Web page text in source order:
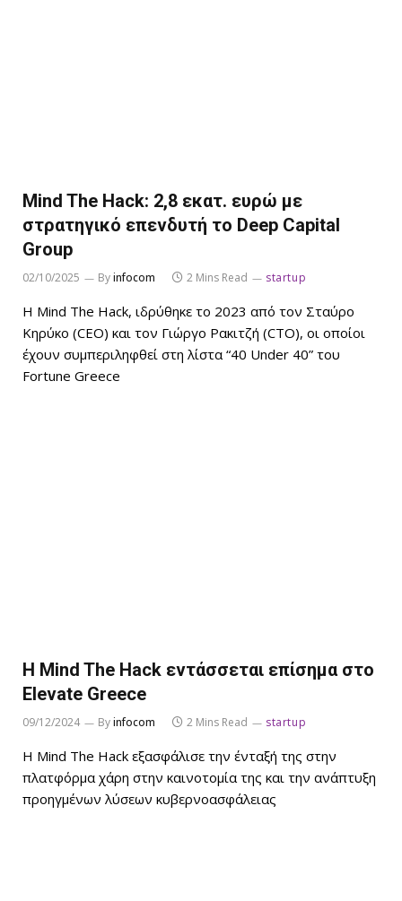
Mind The Hack: 2,8 εκατ. ευρώ με
στρατηγικό επενδυτή το Deep Capital
Group
02/10/2025 Byinfocom 2 Mins Read startup
Η Mind The Hack, ιδρύθηκε το 2023 από τον Σταύρο
Κηρύκο (CEO) και τον Γιώργο Ρακιτζή (CTO), οι οποίοι
έχουν συμπεριληφθεί στη λίστα “40 Under 40” του
Fortune Greece
Η Mind The Hack εντάσσεται επίσημα στο
Elevate Greece
09/12/2024 Byinfocom 2 Mins Read startup
Η Mind The Hack εξασφάλισε την ένταξή της στην
πλατφόρμα χάρη στην καινοτομία της και την ανάπτυξη
προηγμένων λύσεων κυβερνοασφάλειας